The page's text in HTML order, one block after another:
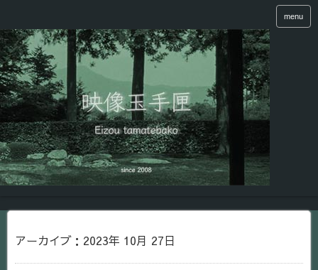
menu
アーカイブ：2023年 10月 27日